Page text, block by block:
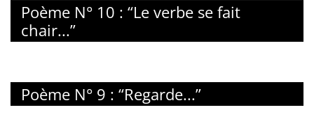
Poème N° 10 : “Le verbe se fait
chair...”
Poème N° 9 : “Regarde...”